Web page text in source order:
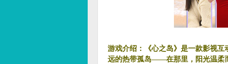
游戏介绍：《心之岛》是一款影视
远的热带孤岛——在那里，阳光温柔